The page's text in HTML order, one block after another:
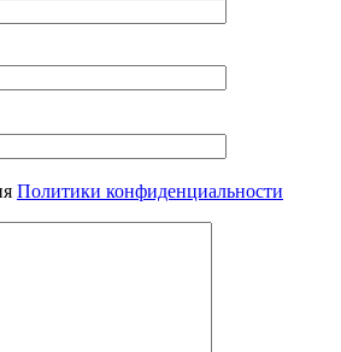
Политики конфиденциальности